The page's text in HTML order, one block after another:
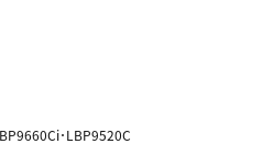
･LBP9520C